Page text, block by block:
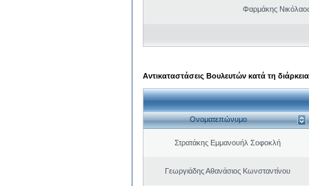
Φαρμάκης
Αντικαταστάσεις Βουλευτών κατά τη
Ονοματεπώνυμο
Στρατάκης Εμμανουήλ Σοφοκλή
Γεωργιάδης Αθανάσιος Κωνσταντίνου